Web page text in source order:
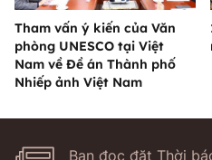
Tham vấn ý kiến của Văn
phòng UNESCO tại Việt
Nam về Đề án Thành phố
Nhiếp ảnh Việt Nam
Bạn đọc đặt Thời